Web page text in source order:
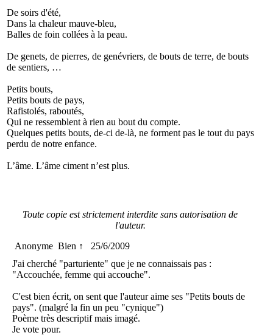
De soirs d'été,
Dans la chaleur mauve-bleu,
Balles de foin collées à la peau.
De genets, de pierres, de genévriers, de bouts de terre, de bouts
de sentiers, …
Petits bouts,
Petits bouts de pays,
Rafistolés, raboutés,
Qui ne ressemblent à rien au bout du compte.
Quelques petits bouts, de-ci de-là, ne forment pas le tout du pays
perdu de notre enfance.
L’âme. L’âme ciment n’est plus.
Toute copie est strictement interdite sans autorisation de
l'auteur.
Anonyme Bien ↑
25/6/2009
J'ai cherché "parturiente" que je ne connaissais pas :
"Accouchée, femme qui accouche".
C'est bien écrit, on sent que l'auteur aime ses "Petits bouts de
pays". (malgré la fin un peu "cynique")
Poème très descriptif mais imagé.
Je vote pour.